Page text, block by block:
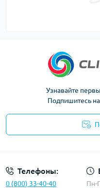
Узнавайте
Подпишитесь
Телефоны:
0 (800) 33-40-40
Пн-